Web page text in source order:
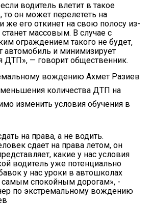
водитель влетит в такое
то он может перелететь на
же его откинет на свою полосу из-
массовым. В случае с
ограждением такого не будет,
автомобиль и минимизирует
ДТП», — говорит общественник.
вождению Ахмет Разиев
количества ДТП на
изменить условия обучения в
на права, а не водить.
сдает на права летом, он
какие у нас условия
водитель уже потенциально
у нас уроки в автошколах
самым спокойным дорогам», -
по экстремальному вождению